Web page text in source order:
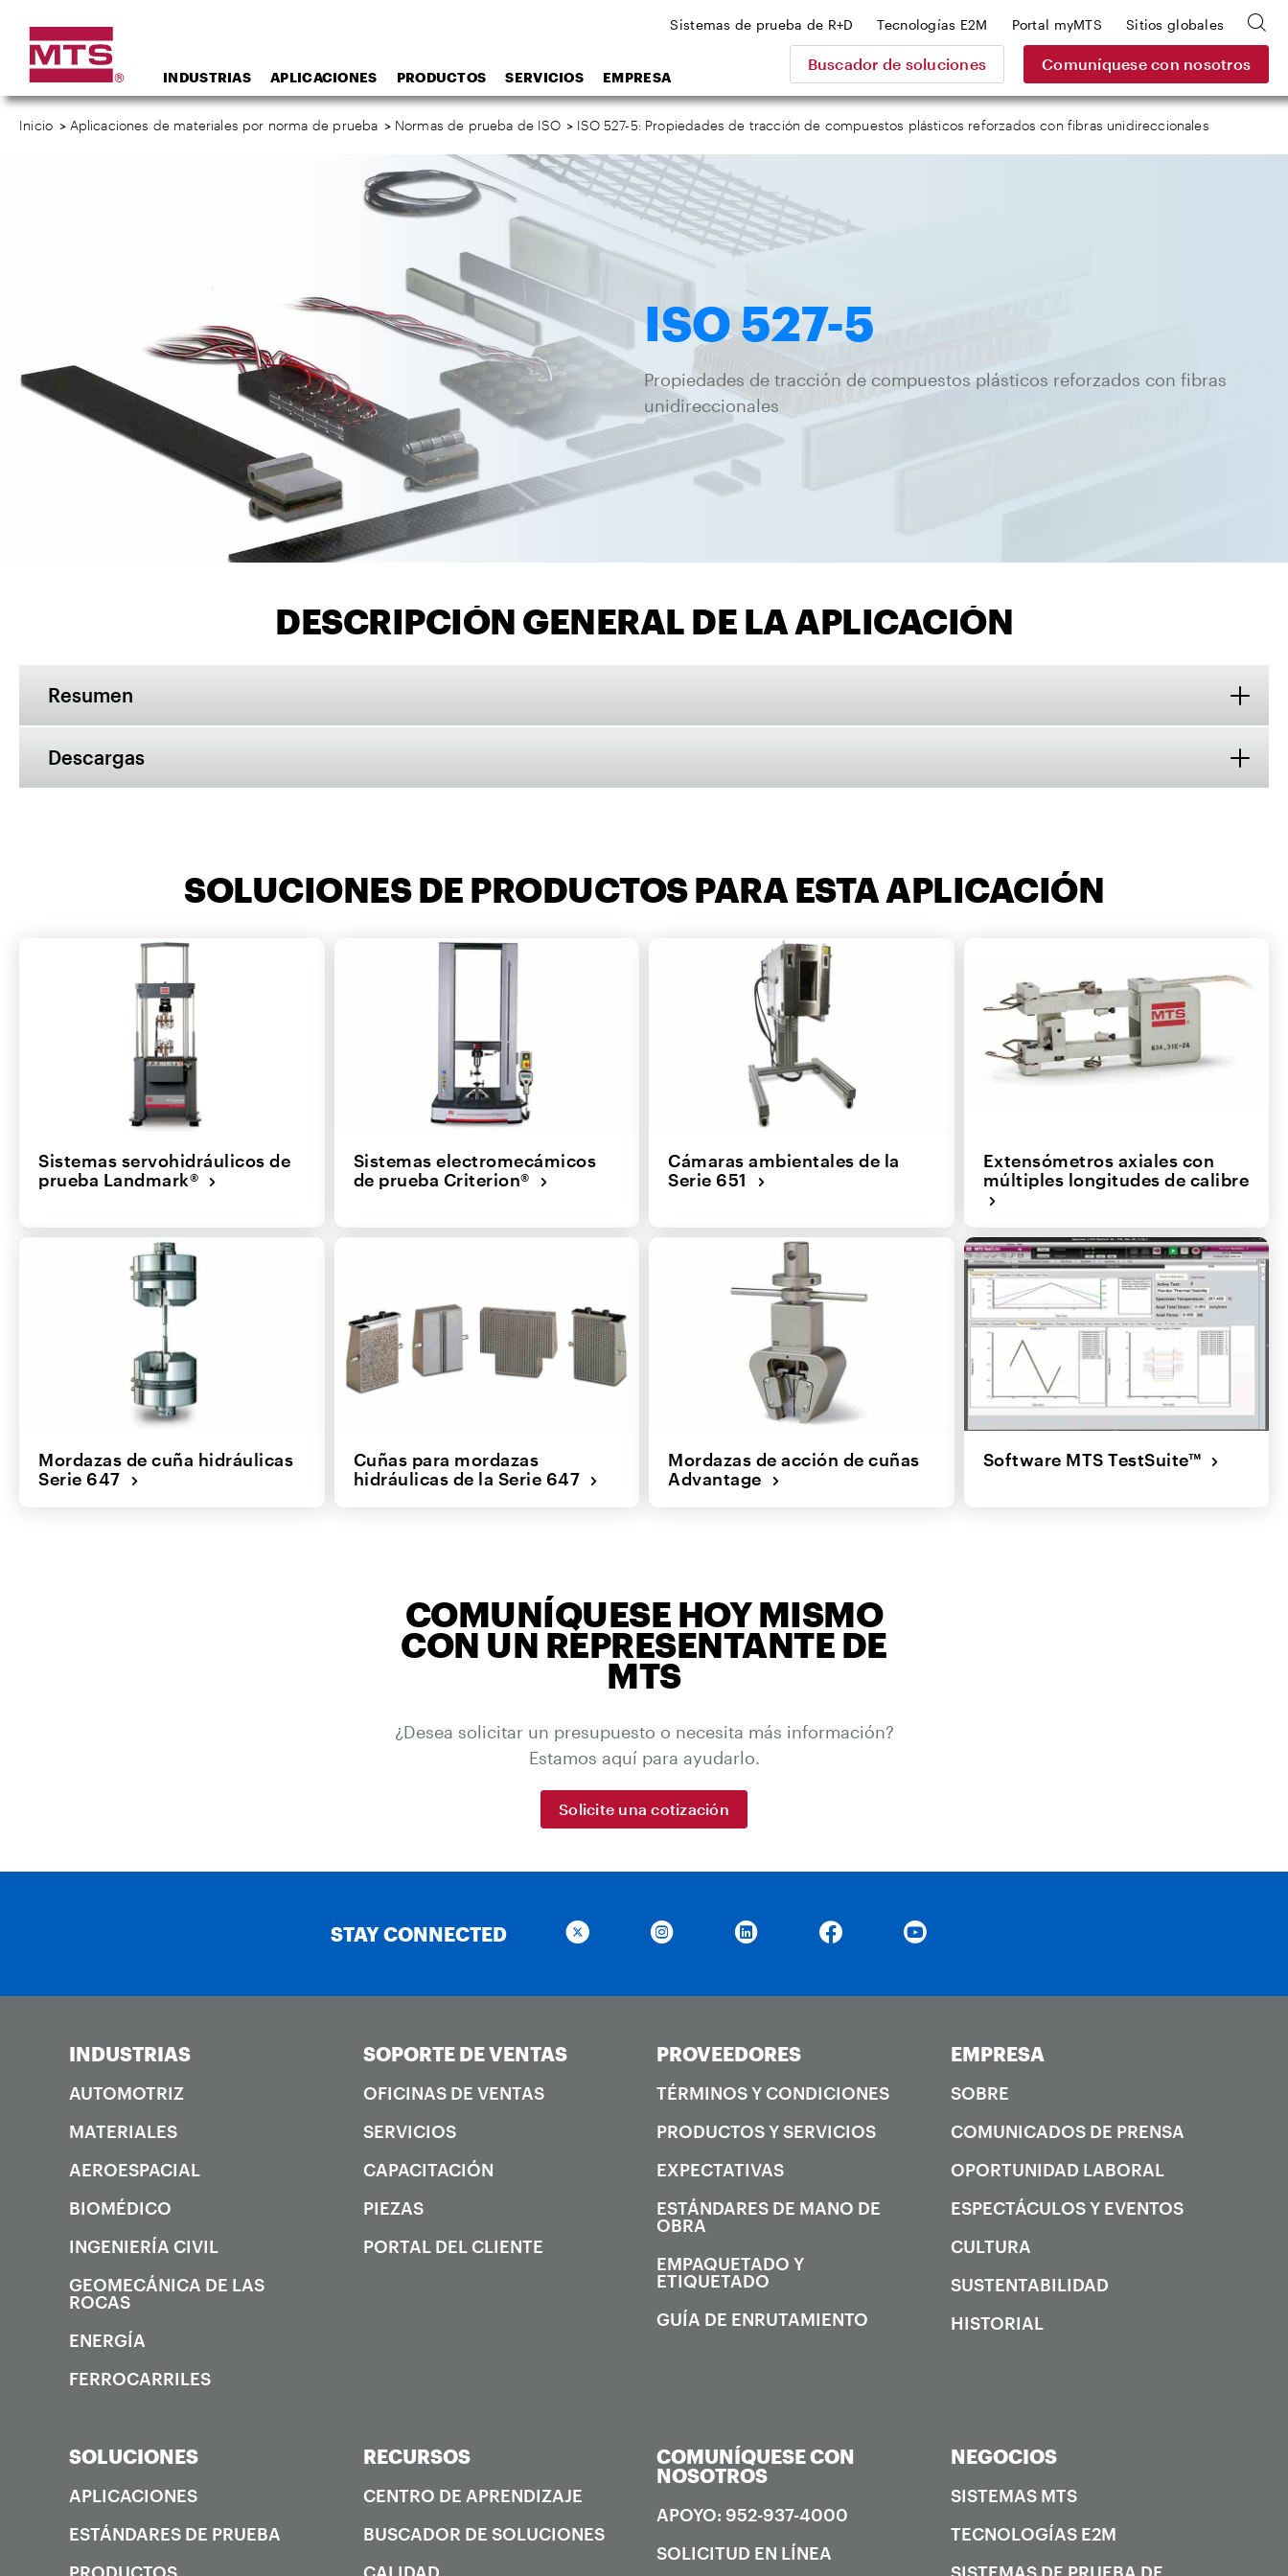
INDUSTRIAS APLICACIONES PRODUCTOS SERVICIOS EMPRESA
Buscador de soluciones Comuníquese con nosotros
Sistemas de prueba de R+D Tecnologías E2M Portal myMTS Sitios globales
Inicio > Aplicaciones de materiales por norma de prueba > Normas de prueba de ISO > ISO 527-5: Propiedades de tracción de compuestos plásticos reforzados con fibras unidireccionales
ISO 527-5
Propiedades de tracción de compuestos plásticos reforzados con fibras
unidireccionales
DESCRIPCIÓN GENERAL DE LA APLICACIÓN
Resumen
Descargas
SOLUCIONES DE PRODUCTOS PARA ESTA APLICACIÓN
Sistemas servohidráulicos de
prueba Landmark®
Sistemas electromecámicos
de prueba Criterion®
Cámaras ambientales de la
Serie 651
Extensómetros axiales con
múltiples longitudes de calibre
Mordazas de cuña hidráulicas
Serie 647
Cuñas para mordazas
hidráulicas de la Serie 647
Mordazas de acción de cuñas
Advantage
Software MTS TestSuite™
COMUNÍQUESE HOY MISMO
CON UN REPRESENTANTE DE
MTS
¿Desea solicitar un presupuesto o necesita más información?
Estamos aquí para ayudarlo.
Solicite una cotización
STAY CONNECTED
INDUSTRIAS
AUTOMOTRIZ
MATERIALES
AEROESPACIAL
BIOMÉDICO
INGENIERÍA CIVIL
GEOMECÁNICA DE LAS
ROCAS
ENERGÍA
FERROCARRILES
SOPORTE DE VENTAS
OFICINAS DE VENTAS
SERVICIOS
CAPACITACIÓN
PIEZAS
PORTAL DEL CLIENTE
PROVEEDORES
TÉRMINOS Y CONDICIONES
PRODUCTOS Y SERVICIOS
EXPECTATIVAS
ESTÁNDARES DE MANO DE
OBRA
EMPAQUETADO Y
ETIQUETADO
GUÍA DE ENRUTAMIENTO
EMPRESA
SOBRE
COMUNICADOS DE PRENSA
OPORTUNIDAD LABORAL
ESPECTÁCULOS Y EVENTOS
CULTURA
SUSTENTABILIDAD
HISTORIAL
SOLUCIONES
APLICACIONES
ESTÁNDARES DE PRUEBA
RECURSOS
CENTRO DE APRENDIZAJE
BUSCADOR DE SOLUCIONES
COMUNÍQUESE CON
NOSOTROS
APOYO: 952-937-4000
SOLICITUD EN LÍNEA
NEGOCIOS
SISTEMAS MTS
TECNOLOGÍAS E2M